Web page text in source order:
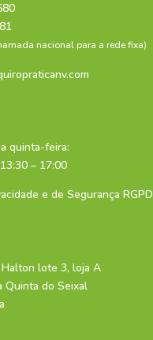
nacional para a rede fixa)
quinta-feira:
– 17:00
e de Segurança RGPD
lote 3, loja A
Quinta do Seixal